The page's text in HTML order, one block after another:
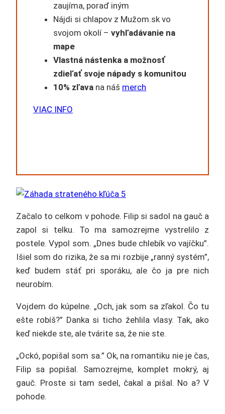
zaujíma, poraď iným
Nájdi si chlapov z Mužom.sk vo
svojom okolí – vyhľadávanie na
mape
Vlastná nástenka a možnosť
zdieľať svoje nápady s komunitou
10% zľava na náš merch
VIAC INFO
Začalo to celkom v pohode. Filip si sadol na gauč a
zapol si telku. To ma samozrejme vystrelilo z
postele. Vypol som. „Dnes bude chlebík vo vajíčku”.
Išiel som do rizika, že sa mi rozbije „ranný systém”,
keď budem stáť pri sporáku, ale čo ja pre nich
neurobím.
Vojdem do kúpelne. „Och, jak som sa zľakol. Čo tu
ešte robíš?” Danka si ticho žehlila vlasy. Tak, ako
keď niekde ste, ale tvárite sa, že nie ste.
„Ockó, popišal som sa.” Ok, na romantiku nie je čas,
Filip sa popišal. Samozrejme, komplet mokrý, aj
gauč. Proste si tam sedel, čakal a pišal. No a? V
pohode.